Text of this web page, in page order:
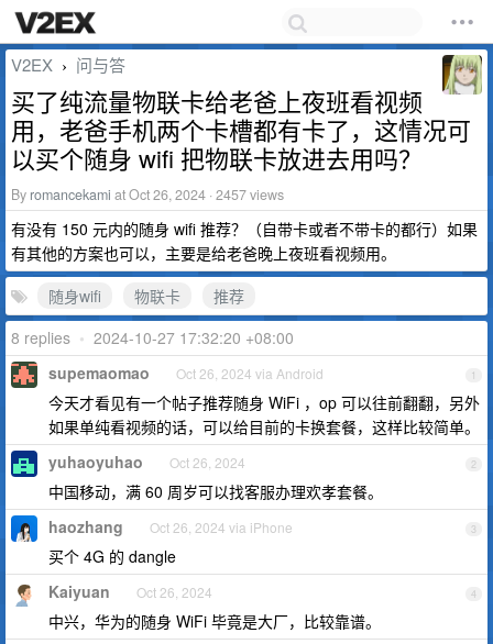
V2EX › 问与答
买了纯流量物联卡给老爸上夜班看视频
用，老爸手机两个卡槽都有卡了，这情况可
以买个随身 wifi 把物联卡放进去用吗？
By romancekami at Oct 26, 2024 · 2457 views
有没有 150 元内的随身 wifi 推荐？（自带卡或者不带卡的都行）如果
有其他的方案也可以，主要是给老爸晚上夜班看视频用。
随身wifi
物联卡
推荐
8 replies • 2024-10-27 17:32:20 +08:00
1
supemaomao Oct 26, 2024 via Android
今天才看见有一个帖子推荐随身 WiFi ，op 可以往前翻翻，另外
如果单纯看视频的话，可以给目前的卡换套餐，这样比较简单。
2
yuhaoyuhao Oct 26, 2024
中国移动，满 60 周岁可以找客服办理欢孝套餐。
3
haozhang Oct 26, 2024 via iPhone
买个 4G 的 dangle
4
Kaiyuan Oct 26, 2024
中兴，华为的随身 WiFi 毕竟是大厂，比较靠谱。